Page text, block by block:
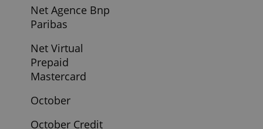
Mexem Compte
Investisseur
Mintos
Monabanq
Compte Pratiq
Monabanq Visa
AFFICHER LES DÉTAILS